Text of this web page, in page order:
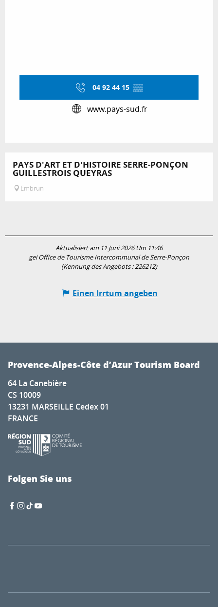
04 92 44 15 ▒▒
www.pays-sud.fr
PAYS D'ART ET D'HISTOIRE SERRE-PONÇON
GUILLESTROIS QUEYRAS
Embrun
Aktualisiert am 11 Juni 2026 Um 11:46
gei Office de Tourisme Intercommunal de Serre-Ponçon
(Kennung des Angebots :226212)
Einen Irrtum angeben
Provence-Alpes-Côte d’Azur Tourism Board
64 La Canebière
CS 10009
13231 MARSEILLE Cedex 01
FRANCE
Folgen Sie uns